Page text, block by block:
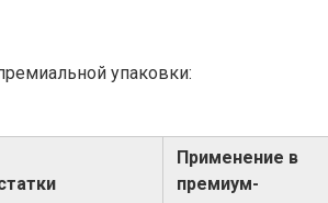
упаковки:
Применение в
премиум-